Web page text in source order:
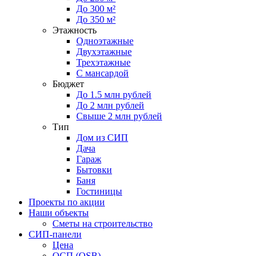
До 300 м²
До 350 м²
Этажность
Одноэтажные
Двухэтажные
Трехэтажные
С мансардой
Бюджет
До 1.5 млн рублей
До 2 млн рублей
Свыше 2 млн рублей
Тип
Дом из СИП
Дача
Гараж
Бытовки
Баня
Гостиницы
Проекты по акции
Наши объекты
Сметы на строительство
СИП-панели
Цена